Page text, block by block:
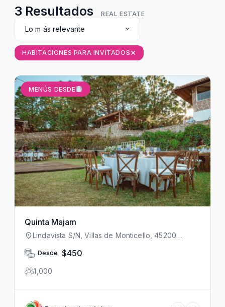
3 Resultados REAL ESTATE
Lo m ás relevante
HABITACIONES PARA INVITADOS
MENÚS DESDE
Quinta Majam
Lindavista S/N, Villas de Monticello, 45200
Desde $450
1,000